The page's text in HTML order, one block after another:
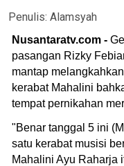
Penulis: Alamsyah
Nusantaratv.com -
pasangan Rizky
mantap
kerabat Mahalini
tempat pernikahan
"Benar tanggal 5 ini
satu kerabat musisi
Mahalini Ayu Raharja